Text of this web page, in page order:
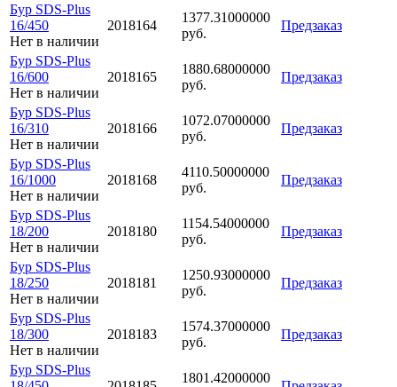
Бур SDS-Plus
16/450
Нет в наличии
2018164
1377.31000000
руб.
Предзаказ
Бур SDS-Plus
16/600
Нет в наличии
2018165
1880.68000000
руб.
Предзаказ
Бур SDS-Plus
16/310
Нет в наличии
2018166
1072.07000000
руб.
Предзаказ
Бур SDS-Plus
16/1000
Нет в наличии
2018168
4110.50000000
руб.
Предзаказ
Бур SDS-Plus
18/200
Нет в наличии
2018180
1154.54000000
руб.
Предзаказ
Бур SDS-Plus
18/250
Нет в наличии
2018181
1250.93000000
руб.
Предзаказ
Бур SDS-Plus
18/300
Нет в наличии
2018183
1574.37000000
руб.
Предзаказ
Бур SDS-Plus
1801.42000000